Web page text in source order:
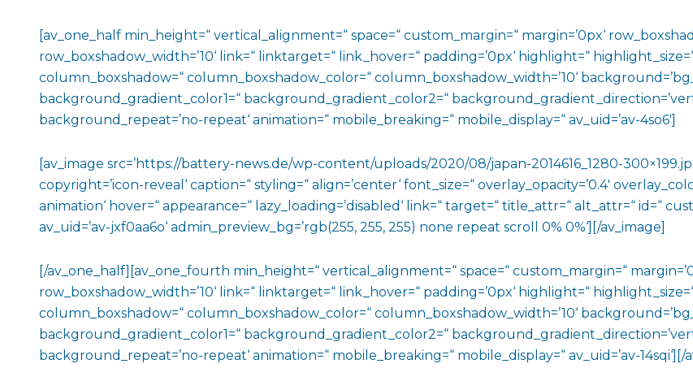
[av_one_half min_height=“ vertical_alignment=“ space=“ custom_margin=“ margin=’0px‘
row_boxshadow_width=’10‘ link=“ linktarget=“ link_hover=“ padding=’0px‘ highlight=“
column_boxshadow=“ column_boxshadow_color=“ column_boxshadow_width=’10‘
background_gradient_color1=“ background_gradient_color2=“
background_repeat=’no-repeat‘ animation=“ mobile_breaking=“ mobile_display=“ av_uid=’av-4so6′]
[av_image src=’https://battery-news.de/wp-content/uploads/2020/08/japan-2014616_1280-
copyright=’icon-reveal‘ caption=“ styling=“ align=’center‘ font_size=“ overlay_opacity=’0.4′
animation‘ hover=“ appearance=“ lazy_loading=’disabled‘ link=“ target=“ title_attr=“ alt_attr=“ id=“
av_uid=’av-jxf0aa6o‘ admin_preview_bg=’rgb(255, 255, 255) none repeat scroll 0% 0%‘][/av_image]
[/av_one_half][av_one_fourth min_height=“ vertical_alignment=“ space=“ custom_margin=“
row_boxshadow_width=’10‘ link=“ linktarget=“ link_hover=“ padding=’0px‘ highlight=“
column_boxshadow=“ column_boxshadow_color=“ column_boxshadow_width=’10‘
background_gradient_color1=“ background_gradient_color2=“
background_repeat=’no-repeat‘ animation=“ mobile_breaking=“ mobile_display=“ av_uid=’av-